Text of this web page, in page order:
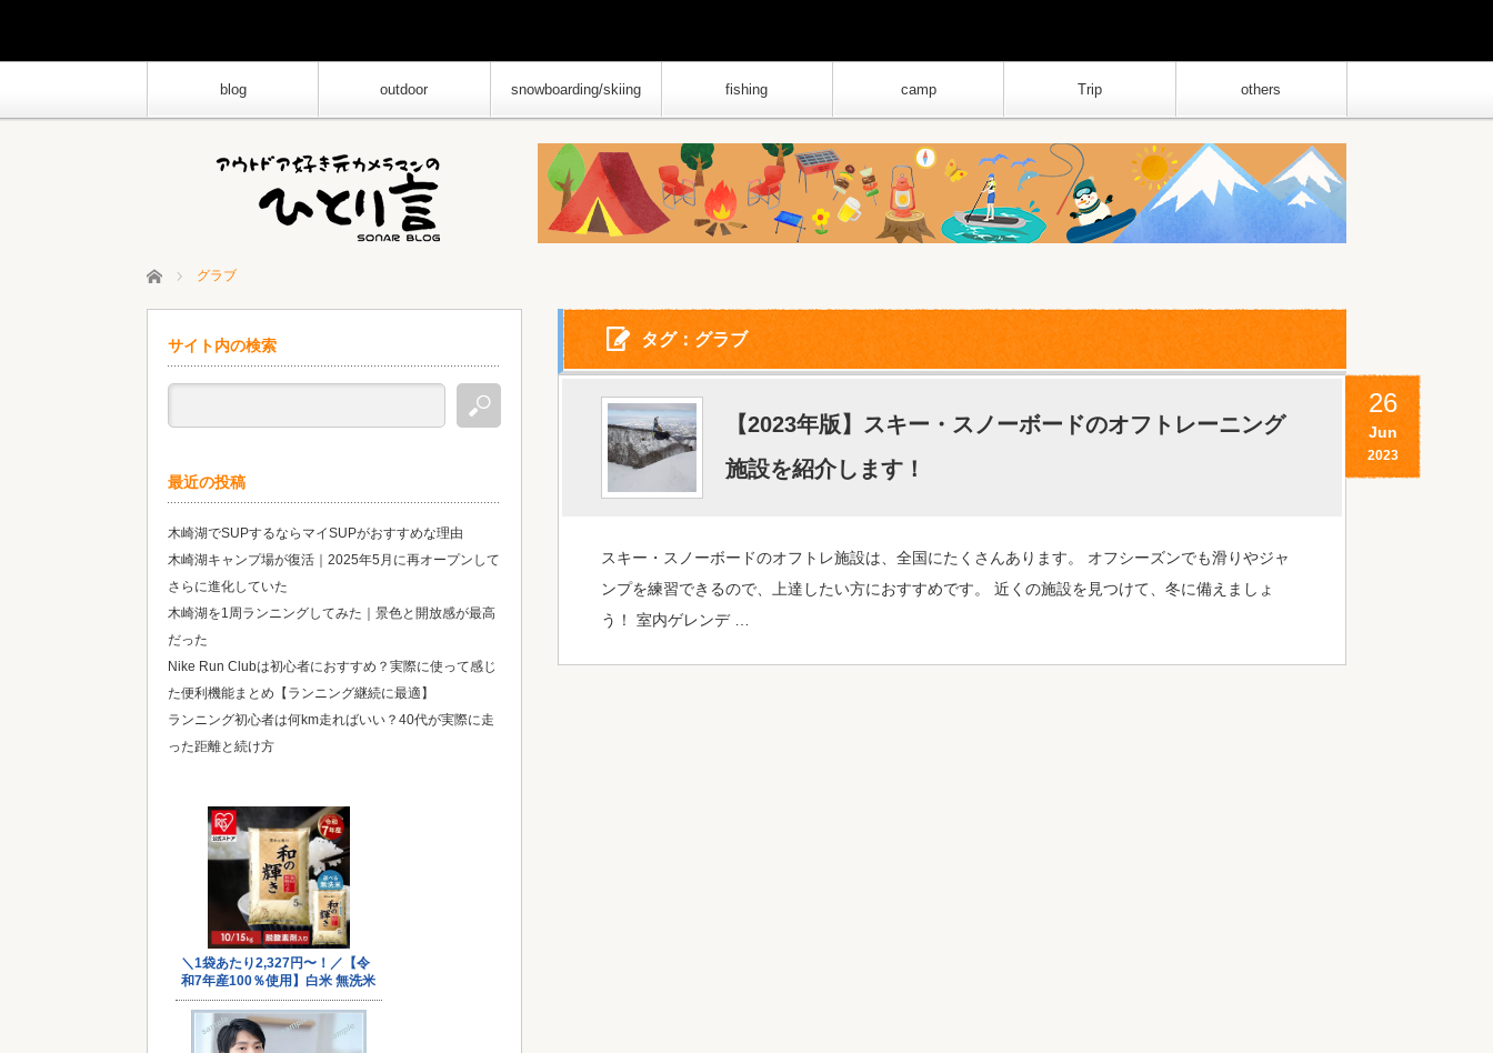
blog outdoor snowboarding/skiing fishing camp Trip others
ホーム グラブ
タグ：グラブ
26
Jun
2023
【2023年版】スキー・スノーボードのオフトレーニング
施設を紹介します！
スキー・スノーボードのオフトレ施設は、全国にたくさんあります。 オフシーズンでも滑りやジャ
ンプを練習できるので、上達したい方におすすめです。 近くの施設を見つけて、冬に備えましょ
う！ 室内ゲレンデ …
サイト内の検索
最近の投稿
木崎湖でSUPするならマイSUPがおすすめな理由
木崎湖キャンプ場が復活｜2025年5月に再オープンして
さらに進化していた
木崎湖を1周ランニングしてみた｜景色と開放感が最高
だった
Nike Run Clubは初心者におすすめ？実際に使って感じ
た便利機能まとめ【ランニング継続に最適】
ランニング初心者は何km走ればいい？40代が実際に走
った距離と続け方